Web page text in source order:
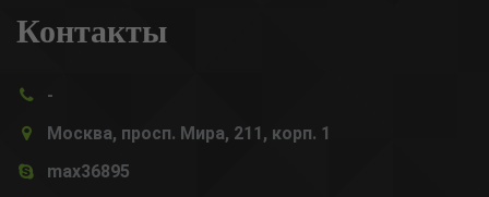
Контакты
-
Москва, просп. Мира, 211, корп. 1
max36895